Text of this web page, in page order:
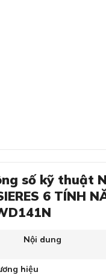
số kỹ thuật
6 TÍNH
Nội dung
hiệu